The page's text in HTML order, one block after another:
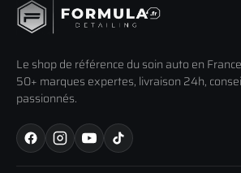
Le shop de référence du soin auto en
50+ marques expertes, livraison 24h,
passionnés.